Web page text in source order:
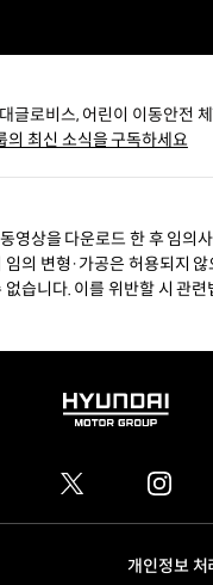
글로비스, 어린이 이동안전
의 최신 소식을 구독하세요
영상을 다운로드 한 후 임의
의 변형·가공은 허용되지 않
습니다. 이를 위반할 시 관
HYUNDAI
GROUP
twitter
개인정보 처